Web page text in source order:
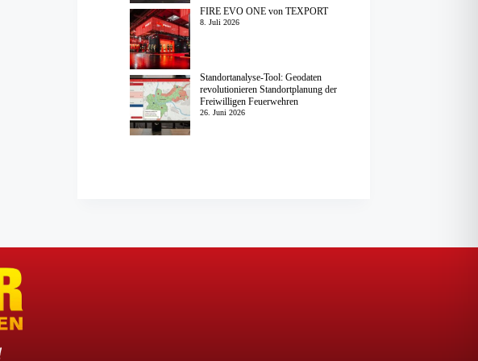
FIRE EVO ONE von TEXPORT
8. Juli 2026
Standortanalyse-Tool: Geodaten
revolutionieren Standortplanung der
Freiwilligen Feuerwehren
26. Juni 2026